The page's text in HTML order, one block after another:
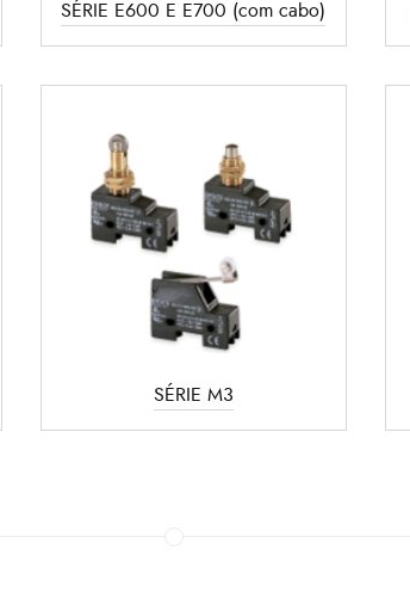
SÉRIE E600 E E700 (com cabo)
SÉRIE M3